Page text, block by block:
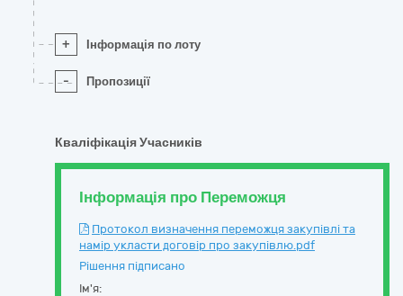
+ Інформація по лоту
- Пропозиції
Кваліфікація Учасників
Інформація про Переможця
Протокол визначення переможця закупівлі та
намір укласти договір про закупівлю.pdf
Рішення підписано
Ім'я: